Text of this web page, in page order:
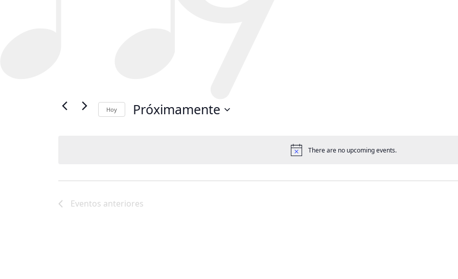
Aviso
There are no upcoming events.
Hoy Próximamente
Eventos anteriores